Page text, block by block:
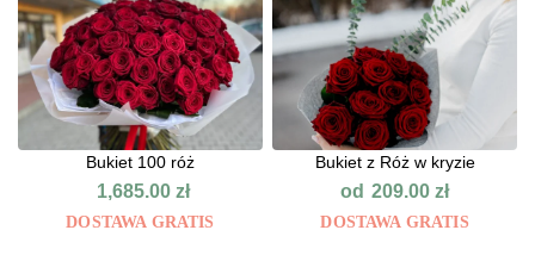
Bukiet 100 róż
1,685.00zł
DOSTAWA GRATIS
Bukiet z Róż w kryzie
od 209.00zł
DOSTAWA GRATIS